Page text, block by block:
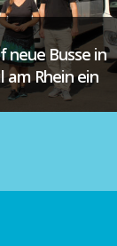
neue Busse in
am Rhein ein